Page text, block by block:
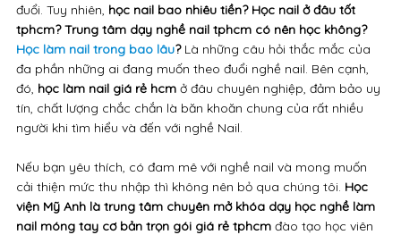
đuổi. Tuy nhiên, học nail bao nhiêu tiền? Học nail ở đâu tốt
tphcm? Trung tâm dạy nghề nail tphcm có nên học không?
Học làm nail trong bao lâu?Là những câu hỏi thắc mắc của
đa phần những ai đang muốn theo đuổi nghề nail. Bên cạnh,
đó, học làm nail giá rẻ hcmở đâu chuyên nghiệp, đảm bảo uy
tín, chất lượng chắc chắn là băn khoăn chung của rất nhiều
người khi tìm hiểu và đến với nghề Nail.
Nếu bạn yêu thích, có đam mê với nghề nail và mong muốn
cải thiện mức thu nhập thì không nên bỏ qua chúng tôi. Học
viện Mỹ Anh là trung tâm chuyên mở khóa dạy học nghề làm
nail móng tay cơ bản trọn gói giá rẻ tphcmđào tạo học viên